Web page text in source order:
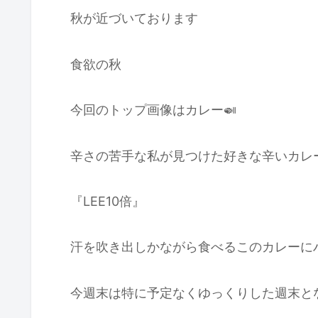
秋が近づいております
食欲の秋
今回のトップ画像はカレー🍛
辛さの苦手な私が見つけた好きな辛いカレ
『LEE10倍』
汗を吹き出しかながら食べるこのカレーに
今週末は特に予定なくゆっくりした週末と